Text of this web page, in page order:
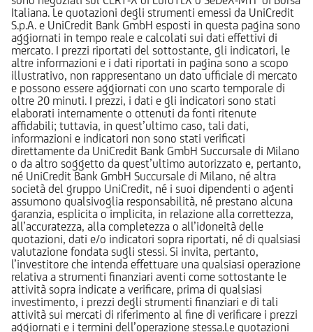
Italiana. Le quotazioni degli strumenti emessi da UniCredit
S.p.A. e UniCredit Bank GmbH esposti in questa pagina sono
aggiornati in tempo reale e calcolati sui dati effettivi di
mercato. I prezzi riportati del sottostante, gli indicatori, le
altre informazioni e i dati riportati in pagina sono a scopo
illustrativo, non rappresentano un dato ufficiale di mercato
e possono essere aggiornati con uno scarto temporale di
oltre 20 minuti. I prezzi, i dati e gli indicatori sono stati
elaborati internamente o ottenuti da fonti ritenute
affidabili; tuttavia, in quest’ultimo caso, tali dati,
informazioni e indicatori non sono stati verificati
direttamente da UniCredit Bank GmbH Succursale di Milano
o da altro soggetto da quest’ultimo autorizzato e, pertanto,
né UniCredit Bank GmbH Succursale di Milano, né altra
società del gruppo UniCredit, né i suoi dipendenti o agenti
assumono qualsivoglia responsabilità, né prestano alcuna
garanzia, esplicita o implicita, in relazione alla correttezza,
all’accuratezza, alla completezza o all’idoneità delle
quotazioni, dati e/o indicatori sopra riportati, né di qualsiasi
valutazione fondata sugli stessi. Si invita, pertanto,
l’investitore che intenda effettuare una qualsiasi operazione
relativa a strumenti finanziari aventi come sottostante le
attività sopra indicate a verificare, prima di qualsiasi
investimento, i prezzi degli strumenti finanziari e di tali
attività sui mercati di riferimento al fine di verificare i prezzi
aggiornati e i termini dell’operazione stessa.Le quotazioni